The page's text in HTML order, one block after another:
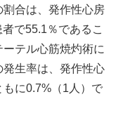
合は、発作性心房
で55.1％であるこ
テル心筋焼灼術に
生率は、発作性心
に0.7%（1人）で